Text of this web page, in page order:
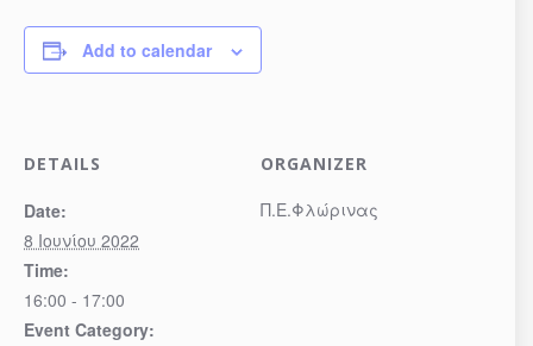
Add to calendar
DETAILS
Date:
8 Ιουνίου 2022
Time:
16:00 - 17:00
Event Category:
ORGANIZER
Π.Ε.Φλώρινας